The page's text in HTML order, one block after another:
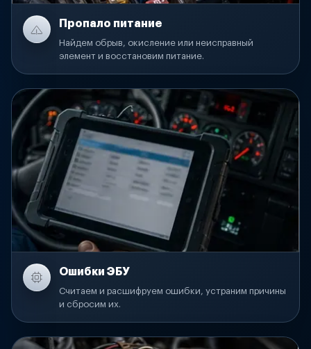
Пропало питание
Найдем обрыв, окисление или неисправный
элемент и восстановим питание.
Ошибки ЭБУ
Считаем и расшифруем ошибки, устраним причины
и сбросим их.